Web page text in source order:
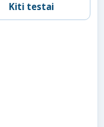
Kiti testai